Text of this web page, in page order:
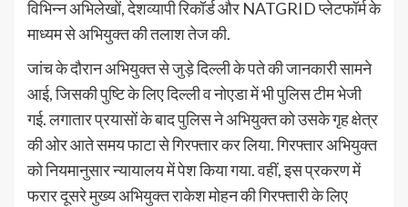
विभिन्न अभिलेखों, देशव्यापी रिकॉर्ड और NATGRID प्लेटफॉर्म के
माध्यम से अभियुक्त की तलाश तेज की.
जांच के दौरान अभियुक्त से जुड़े दिल्ली के पते की जानकारी सामने
आई, जिसकी पुष्टि के लिए दिल्ली व नोएडा में भी पुलिस टीम भेजी
गई. लगातार प्रयासों के बाद पुलिस ने अभियुक्त को उसके गृह क्षेत्र
की ओर आते समय फाटा से गिरफ्तार कर लिया. गिरफ्तार अभियुक्त
को नियमानुसार न्यायालय में पेश किया गया. वहीं, इस प्रकरण में
फरार दूसरे मुख्य अभियुक्त राकेश मोहन की गिरफ्तारी के लिए